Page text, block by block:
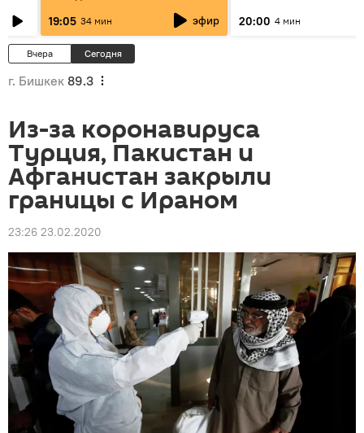
19:05 34 мин эфир
20:00 4 мин
Вчера Сегодня
г. Бишкек 89.3
Из-за коронавируса
Турция, Пакистан и
Афганистан закрыли
границы с Ираном
23:26 23.02.2020